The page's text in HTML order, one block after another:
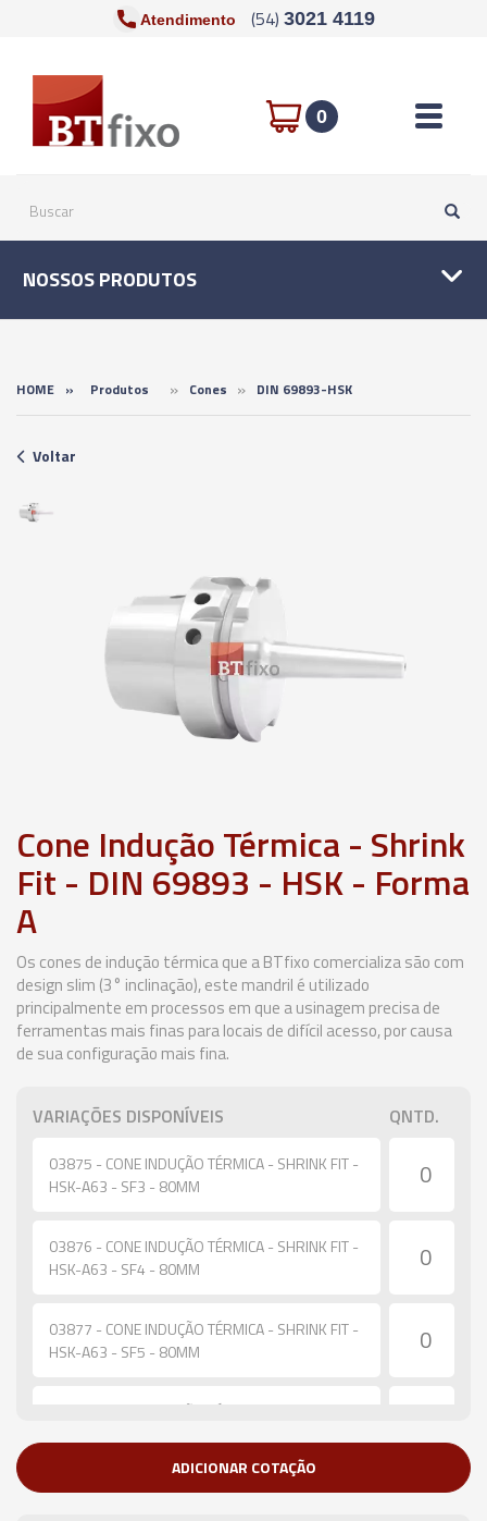
Atendimento (54) 3021 4119
0 Toggle
NOSSOS PRODUTOS
HOME » Produtos » Cones » DIN 69893-HSK
Voltar
Cone Indução Térmica - Shrink
Fit - DIN 69893 - HSK - Forma
A
Os cones de indução térmica que a BTfixo comercializa são com
design slim (3° inclinação), este mandril é utilizado
principalmente em processos em que a usinagem precisa de
ferramentas mais finas para locais de difícil acesso, por causa
de sua configuração mais fina.
VARIAÇÕES DISPONÍVEIS QNTD.
03875 - CONE INDUÇÃO TÉRMICA - SHRINK FIT -
HSK-A63 - SF3 - 80MM
03876 - CONE INDUÇÃO TÉRMICA - SHRINK FIT -
HSK-A63 - SF4 - 80MM
03877 - CONE INDUÇÃO TÉRMICA - SHRINK FIT -
HSK-A63 - SF5 - 80MM
03878 - CONE INDUÇÃO TÉRMICA - SHRINK FIT -
03879 - CONE INDUÇÃO TÉRMICA - SHRINK FIT -
ADICIONAR COTAÇÃO